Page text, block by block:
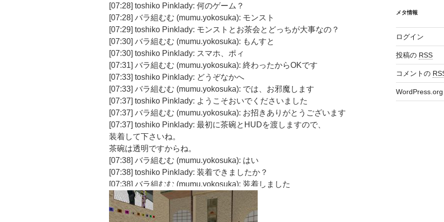
[07:28] toshiko Pinklady: 何のゲーム？
[07:28] バラ組むむ (mumu.yokosuka): モンスト
[07:29] toshiko Pinklady: モンストとお茶会とどっちが大事なの？
[07:30] バラ組むむ (mumu.yokosuka): もんすと
[07:30] toshiko Pinklady: スマホ、ポィ
[07:31] バラ組むむ (mumu.yokosuka): 終わったからOKです
[07:33] toshiko Pinklady: どうぞなかへ
[07:33] バラ組むむ (mumu.yokosuka): では、お邪魔します
[07:37] toshiko Pinklady: ようこそおいでくださいました
[07:37] バラ組むむ (mumu.yokosuka): お招きありがとうございます
[07:37] toshiko Pinklady: 最初に茶碗とHUDを渡しますので、
装着して下さいね。
茶碗は透明ですからね。
[07:38] バラ組むむ (mumu.yokosuka): はい
[07:38] toshiko Pinklady: 装着できましたか？
[07:38] バラ組むむ (mumu.yokosuka): 装着しました
メタ情報
ログイン
投稿の RSS
コメントの
WordPress.org